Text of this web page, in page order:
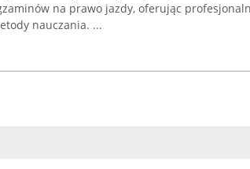
na prawo jazdy, oferując
nauczania. ...